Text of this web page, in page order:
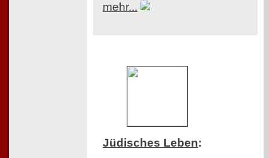
mehr...
Jüdisches Leben: